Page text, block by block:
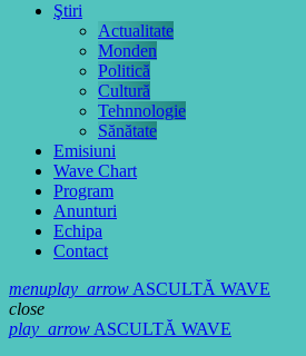
Ştiri
Actualitate
Monden
Politică
Cultură
Tehnnologie
Sănătate
Emisiuni
Wave Chart
Program
Anunturi
Echipa
Contact
menuplay_arrowASCULTĂ WAVE
close
play_arrowASCULTĂ WAVE